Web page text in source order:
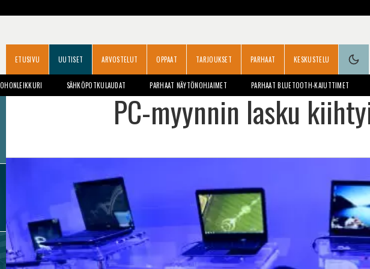
ETUSIVU UUTISET ARVOSTELUT OPPAAT TARJOUKSET PARHAAT KESKUSTELU
SÄHKÖPOTKULAUDAT PARHAAT NÄYTÖNOHJAIMET PARHAAT BLUETOOTH-KAIUTTIMET
PC-myynnin lasku